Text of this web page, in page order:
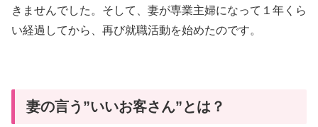
きませんでした。そして、妻が専業主婦になって１年くら
い経過してから、再び就職活動を始めたのです。
妻の言う”いいお客さん”とは？